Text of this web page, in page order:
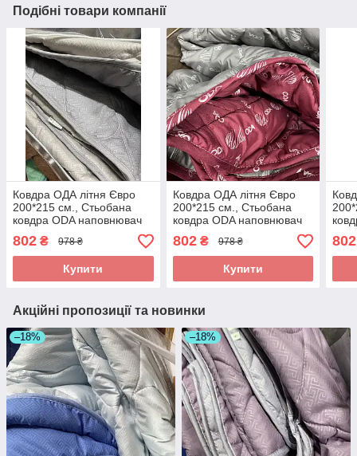
Подібні товари компанії
Ковдра ОДА літня Євро
200*215 см., Стьобана
ковдра ODA наповнювач
хлопок - Хлопкопон
802 ₴ 978 ₴
Купити
Ковдра ОДА літня Євро
200*215 см., Стьобана
ковдра ODA наповнювач
хлопок - Хлопкопон
802₴ 978 ₴
Купити
802
Акційні пропозиції та новинки
–18% –18%